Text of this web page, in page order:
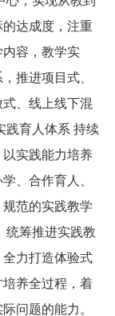
达成度，注重
容，教学实
推进项目式、
、线上线下混
践育人体系 持续
实践能力培养
、合作育人、
范的实践教学
统筹推进实践教
力打造体验式
养全过程，着
问题的能力。